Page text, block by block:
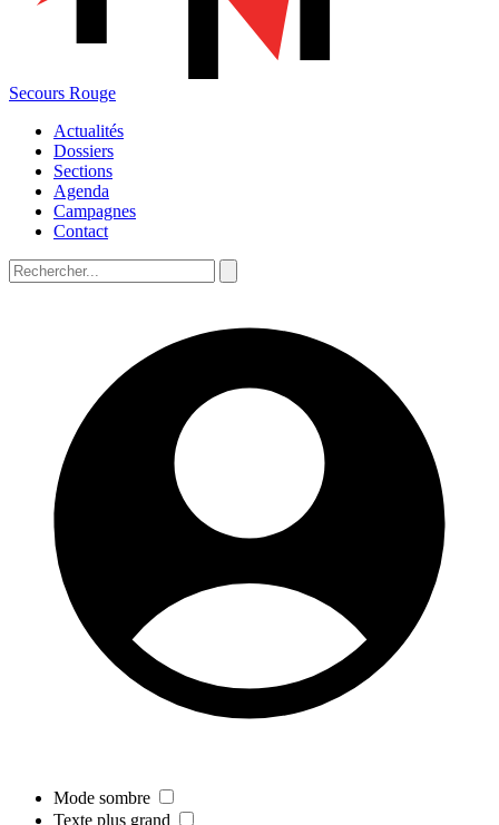
Secours Rouge
Actualités
Dossiers
Sections
Agenda
Campagnes
Contact
Mode sombre
Texte plus grand